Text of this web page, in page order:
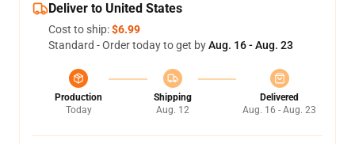
Deliver to United States
Cost to ship:$6.99
Standard - Order today to get byAug. 16 - Aug. 23
Production
Today
Shipping
Aug. 12
Delivered
Aug. 16 - Aug. 23